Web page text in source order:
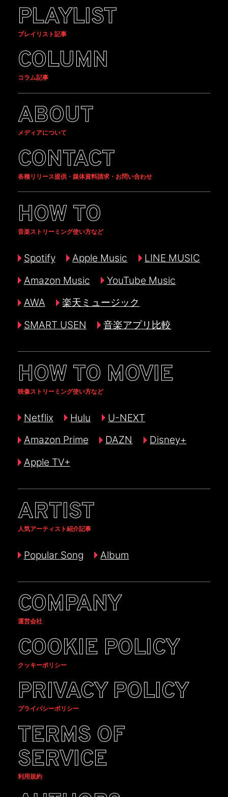
PLAYLIST
プレイリスト記事
COLUMN
コラム記事
ABOUT
メディアについて
CONTACT
各種リリース提供・媒体資料請求・お問い合わせ
HOW TO
音楽ストリーミング使い方など
Spotify Apple Music
LINE MUSIC
Amazon Music
YouTube Music
AWA
楽天ミュージック
SMART USEN
音楽アプリ比較
HOW TO MOVIE
映像ストリーミング使い方など
Netflix Hulu
U-NEXT
Amazon Prime
DAZN
Disney+
Apple TV+
ARTIST
人気アーティスト紹介記事
Popular Song Album
COMPANY
運営会社
COOKIE POLICY
クッキーポリシー
PRIVACY POLICY
プライバシーポリシー
TERMS OF
SERVICE
利用規約